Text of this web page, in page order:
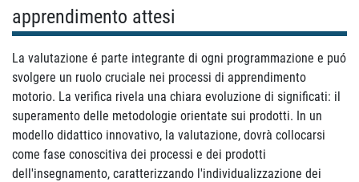
apprendimento attesi
La valutazione é parte integrante di ogni programmazione e puó
svolgere un ruolo cruciale nei processi di apprendimento
motorio. La verifica rivela una chiara evoluzione di significati: il
superamento delle metodologie orientate sui prodotti. In un
modello didattico innovativo, la valutazione, dovrà collocarsi
come fase conoscitiva dei processi e dei prodotti
dell'insegnamento, caratterizzando l'individualizzazione dei